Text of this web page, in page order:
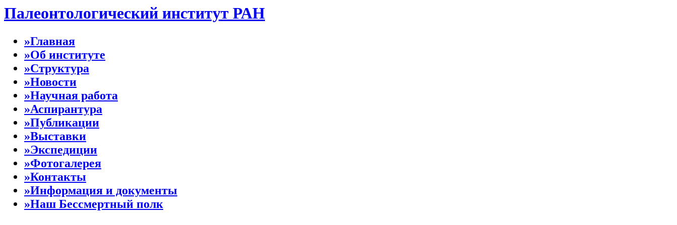
Палеонтологический институт РАН
»Главная
»Об институте
»Структура
»Новости
»Научная работа
»Аспирантура
»Публикации
»Выставки
»Экспедиции
»Фотогалерея
»Контакты
»Информация и документы
»Наш Бессмертный полк